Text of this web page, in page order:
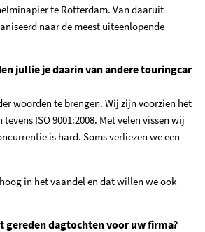
te Rotterdam. Van daaruit
naar de meest uiteenlopende
jullie je daarin van andere touringcar
woorden te brengen. Wij zijn voorzien het
ISO 9001:2008. Met velen vissen wij
is hard. Soms verliezen we een
in het vaandel en dat willen we ook
gereden dagtochten voor uw firma?